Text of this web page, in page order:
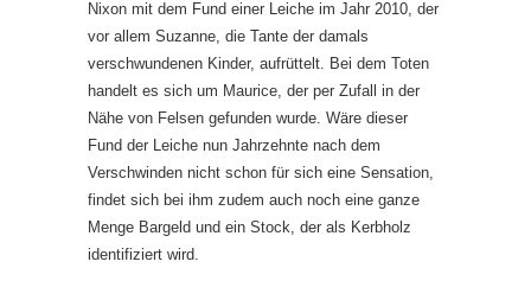
Nixon mit dem Fund einer Leiche im Jahr 2010, der
vor allem Suzanne, die Tante der damals
verschwundenen Kinder, aufrüttelt. Bei dem Toten
handelt es sich um Maurice, der per Zufall in der
Nähe von Felsen gefunden wurde. Wäre dieser
Fund der Leiche nun Jahrzehnte nach dem
Verschwinden nicht schon für sich eine Sensation,
findet sich bei ihm zudem auch noch eine ganze
Menge Bargeld und ein Stock, der als Kerbholz
identifiziert wird.